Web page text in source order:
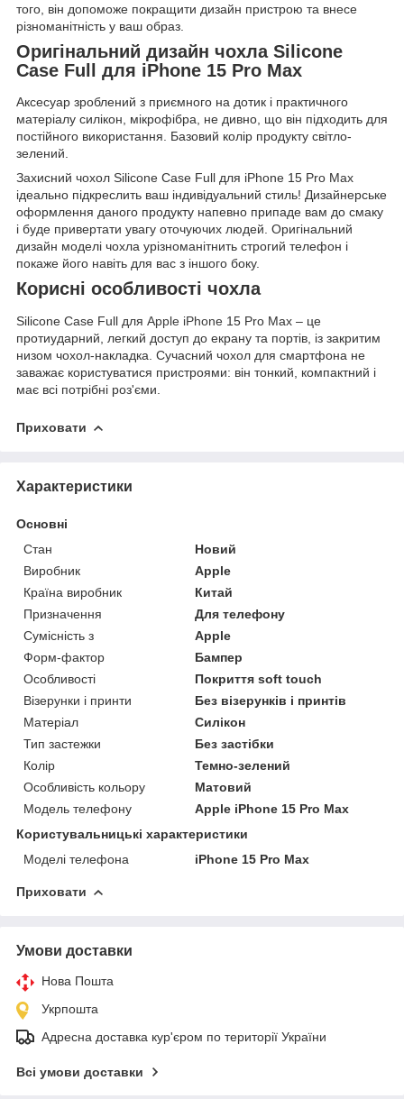
того, він допоможе покращити дизайн пристрою та внесе
різноманітність у ваш образ.
Оригінальний дизайн чохла Silicone
Case Full для iPhone 15 Pro Max
Аксесуар зроблений з приємного на дотик і практичного
матеріалу силікон, мікрофібра, не дивно, що він підходить для
постійного використання. Базовий колір продукту світло-
зелений.
Захисний чохол Silicone Case Full для iPhone 15 Pro Max
ідеально підкреслить ваш індивідуальний стиль! Дизайнерське
оформлення даного продукту напевно припаде вам до смаку
і буде привертати увагу оточуючих людей. Оригінальний
дизайн моделі чохла урізноманітнить строгий телефон і
покаже його навіть для вас з іншого боку.
Корисні особливості чохла
Silicone Case Full для Apple iPhone 15 Pro Max – це
протиударний, легкий доступ до екрану та портів, із закритим
низом чохол-накладка. Сучасний чохол для смартфона не
заважає користуватися пристроями: він тонкий, компактний і
має всі потрібні роз'єми.
Приховати
Характеристики
Основні
Стан
Новий
Виробник
Apple
Країна виробник
Китай
Призначення
Для телефону
Сумісність з
Apple
Форм-фактор
Бампер
Особливості
Покриття soft touch
Візерунки і принти
Без візерунків і принтів
Матеріал
Силікон
Тип застежки
Без застібки
Колір
Темно-зелений
Особливість кольору
Матовий
Модель телефону
Apple iPhone 15 Pro Max
Користувальницькі характеристики
Моделі телефона
iPhone 15 Pro Max
Приховати
Умови доставки
Нова Пошта
Укрпошта
Адресна доставка кур'єром по території України
Всі умови доставки